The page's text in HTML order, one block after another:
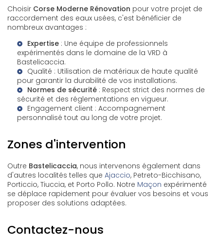
Choisir Corse Moderne Rénovation pour votre projet de
raccordement des eaux usées, c'est bénéficier de
nombreux avantages :
Expertise : Une équipe de professionnels
expérimentés dans le domaine de la VRD à
Bastelicaccia.
Qualité : Utilisation de matériaux de haute qualité
pour garantir la durabilité de vos installations.
Normes de sécurité : Respect strict des normes de
sécurité et des réglementations en vigueur.
Engagement client : Accompagnement
personnalisé tout au long de votre projet.
Zones d'intervention
Outre Bastelicaccia, nous intervenons également dans
d'autres localités telles que Ajaccio, Petreto-Bicchisano,
Porticcio, Tiuccia, et Porto Pollo. Notre Maçon expérimenté
se déplace rapidement pour évaluer vos besoins et vous
proposer des solutions adaptées.
Contactez-nous